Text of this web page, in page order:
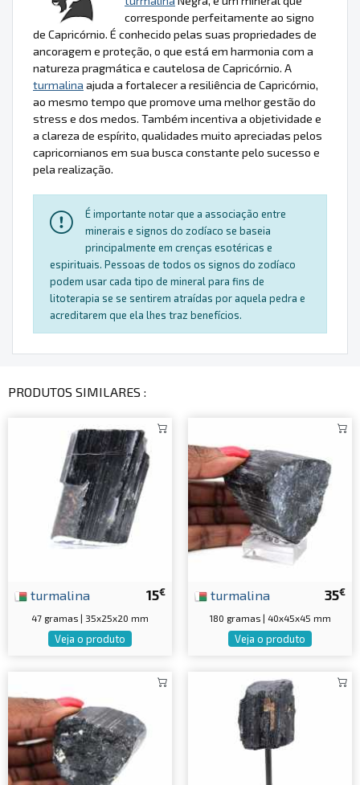
corresponde perfeitamente ao signo
de Capricórnio. É conhecido pelas suas propriedades de
ancoragem e proteção, o que está em harmonia com a
natureza pragmática e cautelosa de Capricórnio. A
turmalina ajuda a fortalecer a resiliência de Capricórnio,
ao mesmo tempo que promove uma melhor gestão do
stress e dos medos. Também incentiva a objetividade e
a clareza de espírito, qualidades muito apreciadas pelos
capricornianos em sua busca constante pelo sucesso e
pela realização.
É importante notar que a associação entre
minerais e signos do zodíaco se baseia
principalmente em crenças esotéricas e
espirituais. Pessoas de todos os signos do zodíaco
podem usar cada tipo de mineral para fins de
litoterapia se se sentirem atraídas por aquela pedra e
acreditarem que ela lhes traz benefícios.
PRODUTOS SIMILARES :
15€
turmalina
47 gramas | 35x25x20 mm
Veja o produto
35€
turmalina
180 gramas | 40x45x45 mm
Veja o produto